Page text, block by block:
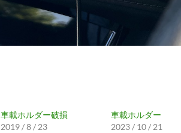
車載ホルダー破損
2019 / 8 / 23
車載ホルダー
2023 / 10 / 21